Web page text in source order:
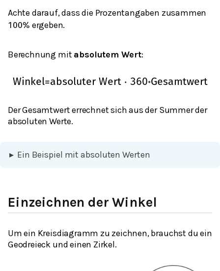
Achte darauf, dass die Prozentangaben zusammen
100% ergeben.
Berechnung mit absolutem Wert:
Winkel=absoluter Wert ⋅ 360∘Gesamtwert
Der Gesamtwert errechnet sich aus der Summer der
absoluten Werte.
▸ Ein Beispiel mit absoluten Werten
Einzeichnen der Winkel
Um ein Kreisdiagramm zu zeichnen, brauchst du ein
Geodreieck und einen Zirkel.